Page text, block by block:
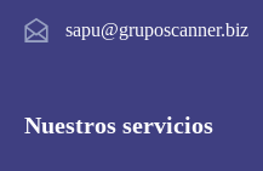
sapu@gruposcanner.biz
Nuestros servicios